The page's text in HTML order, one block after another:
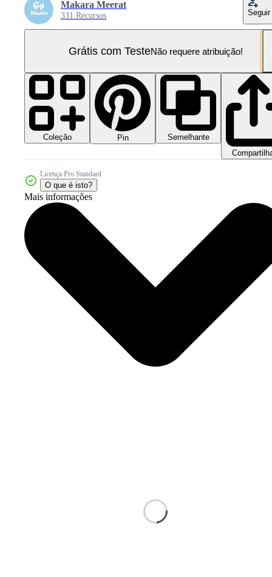
Makara Meerat
331 Recursos Seguir
Grátis com TesteNão requere atribuição!
Coleção Pin
Semelhante
Licença Pro Standard
O que é isto?
Mais informações